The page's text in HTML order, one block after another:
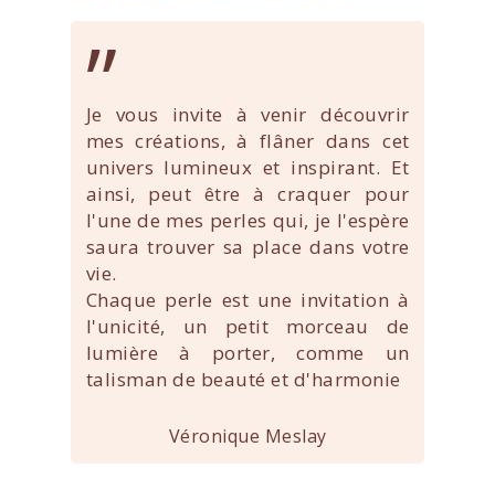
”
Je vous invite à venir découvrir
mes créations, à flâner dans cet
univers lumineux et inspirant. Et
ainsi, peut être à craquer pour
l'une de mes perles qui, je l'espère
saura trouver sa place dans votre
vie.
Chaque perle est une invitation à
l'unicité, un petit morceau de
lumière à porter, comme un
talisman de beauté et d'harmonie
Véronique Meslay